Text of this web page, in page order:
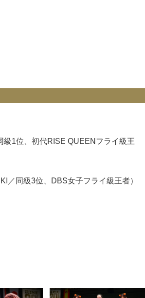
1位、初代RISE QUEENフライ級王
／同級3位、DBS女子フライ級王者）